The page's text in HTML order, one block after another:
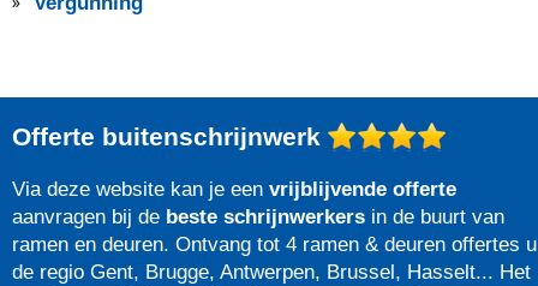
Offerte buitenschrijnwerk
Via deze website kan je een vrijblijvende offerte
aanvragen bij de beste schrijnwerkers in de buurt van
ramen en deuren. Ontvang tot 4 ramen & deuren offertes
de regio Gent, Brugge, Antwerpen, Brussel, Hasselt... Het